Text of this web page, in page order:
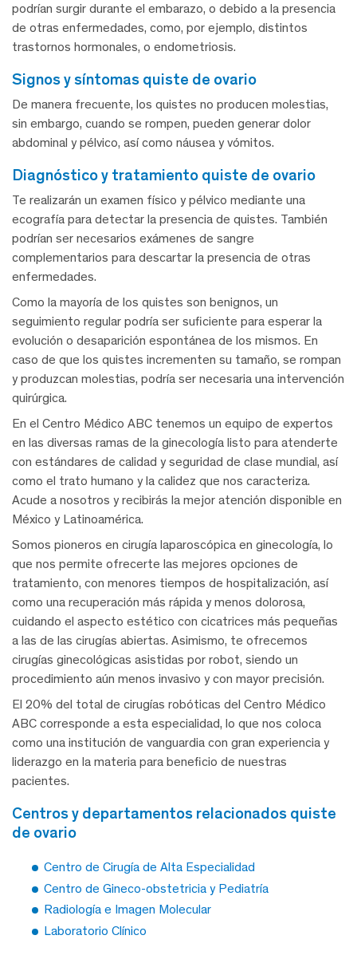
podrían surgir durante el embarazo, o debido a la presencia
de otras enfermedades, como, por ejemplo, distintos
trastornos hormonales, o endometriosis.
signos y síntomas quiste de ovario
De manera frecuente, los quistes no producen molestias,
sin embargo, cuando se rompen, pueden generar dolor
abdominal y pélvico, así como náusea y vómitos.
diagnóstico y tratamiento quiste de ovario
Te realizarán un examen físico y pélvico mediante una
ecografía para detectar la presencia de quistes. También
podrían ser necesarios exámenes de sangre
complementarios para descartar la presencia de otras
enfermedades.
Como la mayoría de los quistes son benignos, un
seguimiento regular podría ser suficiente para esperar la
evolución o desaparición espontánea de los mismos. En
caso de que los quistes incrementen su tamaño, se rompan
y produzcan molestias, podría ser necesaria una intervención
quirúrgica.
En el Centro Médico ABC tenemos un equipo de expertos
en las diversas ramas de la ginecología listo para atenderte
con estándares de calidad y seguridad de clase mundial, así
como el trato humano y la calidez que nos caracteriza.
Acude a nosotros y recibirás la mejor atención disponible en
México y Latinoamérica.
Somos pioneros en cirugía laparoscópica en ginecología, lo
que nos permite ofrecerte las mejores opciones de
tratamiento, con menores tiempos de hospitalización, así
como una recuperación más rápida y menos dolorosa,
cuidando el aspecto estético con cicatrices más pequeñas
a las de las cirugías abiertas. Asimismo, te ofrecemos
cirugías ginecológicas asistidas por robot, siendo un
procedimiento aún menos invasivo y con mayor precisión.
El 20% del total de cirugías robóticas del Centro Médico
ABC corresponde a esta especialidad, lo que nos coloca
como una institución de vanguardia con gran experiencia y
liderazgo en la materia para beneficio de nuestras
pacientes.
centros y departamentos relacionados quiste
de ovario
Centro de Cirugía de Alta Especialidad
Centro de Gineco-obstetricia y Pediatría
Radiología e Imagen Molecular
Laboratorio Clínico